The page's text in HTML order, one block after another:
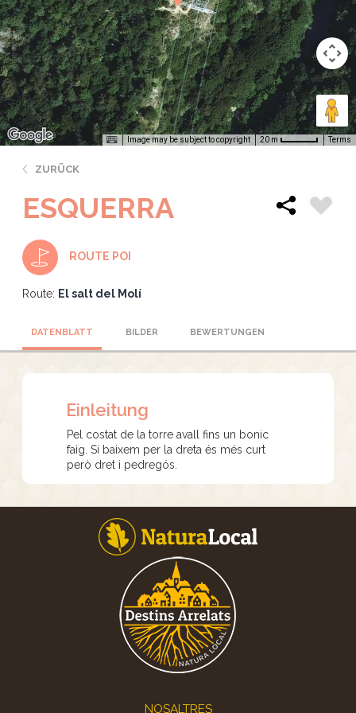
Image may be subject to copyright 20 m Terms
ZURÜCK
ESQUERRA
ROUTE POI
Route: El salt del Molí
DATENBLATT BILDER BEWERTUNGEN
Einleitung
Pel costat de la torre avall fins un bonic
faig. Si baixem per la dreta és més curt
però dret i pedregós.
NOSALTRES